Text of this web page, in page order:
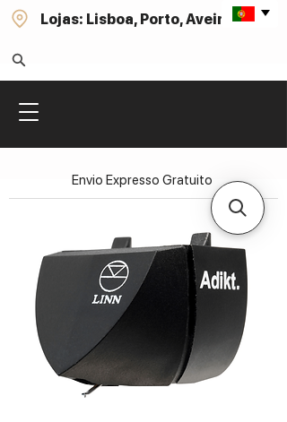
Lojas: Lisboa, Porto, Aveiro
Envio Expresso Gratuito